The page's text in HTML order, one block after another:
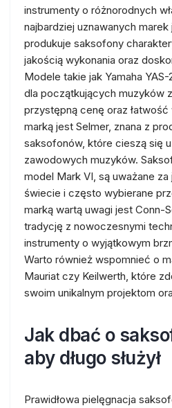
instrumenty o różnorodnych
najbardziej uznawanych marek
produkuje saksofony
jakością wykonania oraz
Modele takie jak Yamaha
dla początkujących muzyków
przystępną cenę oraz łatwość
marką jest Selmer, znana z
saksofonów, które cieszą się
zawodowych muzyków.
model Mark VI, są uważane
świecie i często wybierane
marką wartą uwagi jest Conn-
tradycję z nowoczesnymi
instrumenty o wyjątkowym
Warto również wspomnieć o
Mauriat czy Keilwerth, które
swoim unikalnym projektom
Jak dbać o
aby długo służył
Prawidłowa pielęgnacja